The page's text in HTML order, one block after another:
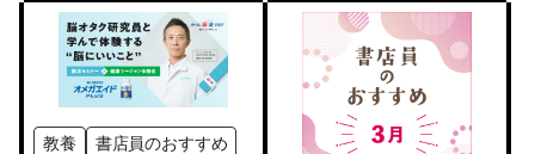
教養 書店員のおすすめ